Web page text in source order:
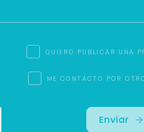
QUIERO PUBLICAR UNA
ME CONTACTO POR
Enviar
responderte mejor y más rápido.